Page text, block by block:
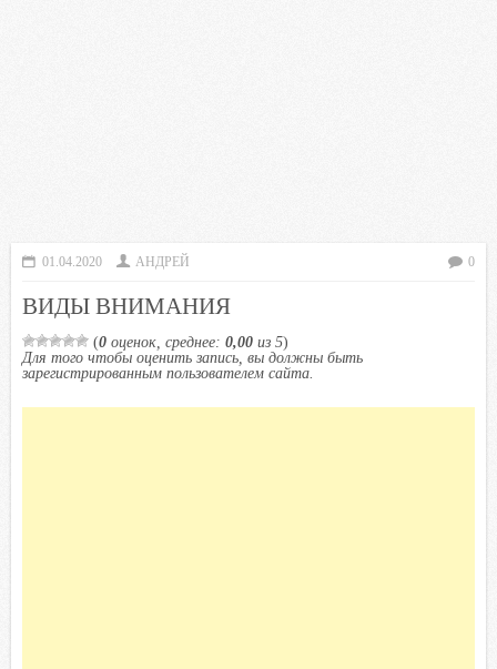
01.04.2020 АНДРЕЙ 0
ВИДЫ ВНИМАНИЯ
(0 оценок, среднее: 0,00 из 5)
Для того чтобы оценить запись, вы должны быть
зарегистрированным пользователем сайта.